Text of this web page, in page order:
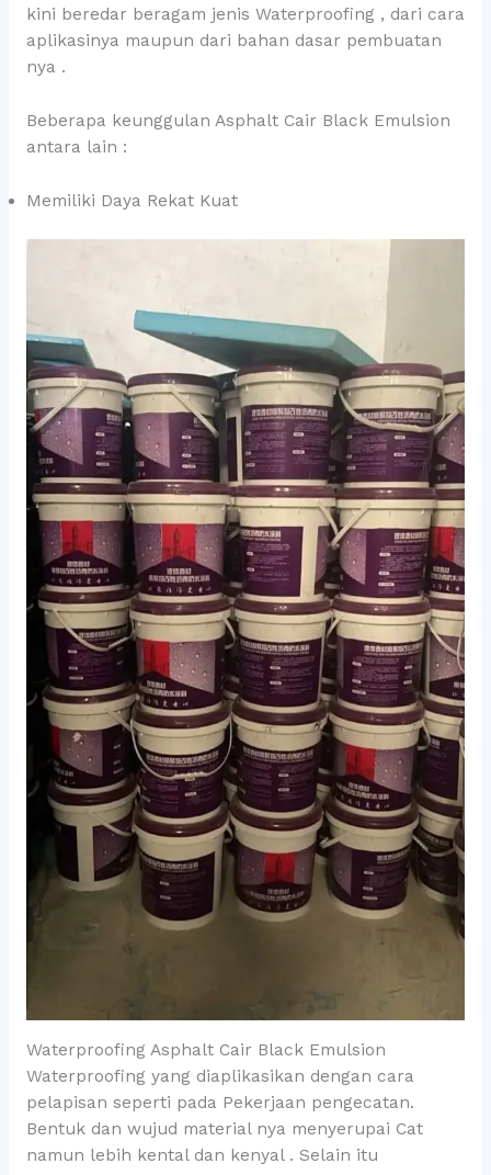
kini beredar beragam jenis Waterproofing , dari cara
aplikasinya maupun dari bahan dasar pembuatan
nya .
Beberapa keunggulan Asphalt Cair Black Emulsion
antara lain :
Memiliki Daya Rekat Kuat
Waterproofing Asphalt Cair Black Emulsion
Waterproofing yang diaplikasikan dengan cara
pelapisan seperti pada Pekerjaan pengecatan.
Bentuk dan wujud material nya menyerupai Cat
namun lebih kental dan kenyal . Selain itu